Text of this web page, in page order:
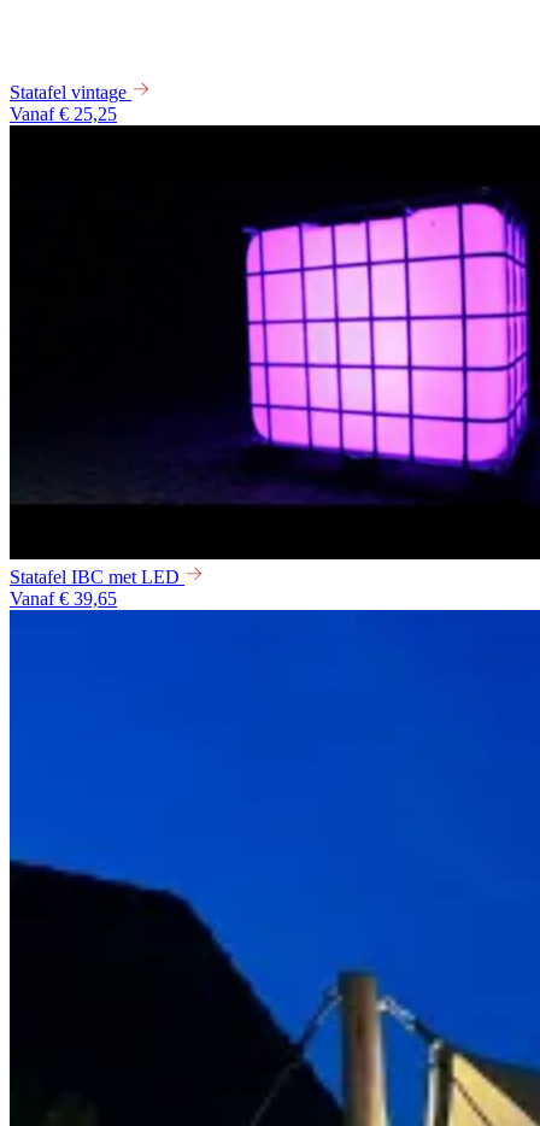
Statafel vintage
Vanaf € 25,25
Statafel IBC met LED
Vanaf € 39,65